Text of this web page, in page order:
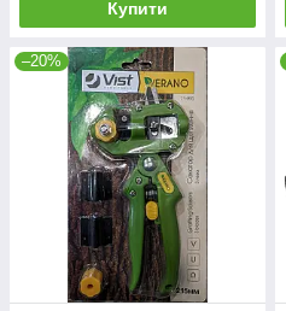
Купити
–20%